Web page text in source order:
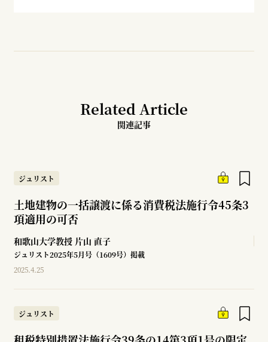
Related Article
関連記事
ジュリスト
土地建物の一括譲渡に係る消費税法施行令45条3
項適用の可否
和歌山大学教授 片山 直子
ジュリスト2025年5月号（1609号）掲載
2025.4.25
ジュリスト